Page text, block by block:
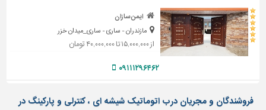
دیوارپوش،
کفپوش
و
سنگ
بهداشتی
ابزار،یراق
ایمن سازان
مازندران - ساری - ساری_میدان خزر
از ۱۵,۰۰۰,۰۰۰ تا ۴۰,۰۰۰,۰۰۰ تومان
۰۹۱۱۱۲۹۶۴۶۲
فروشندگان و مجریان درب اتوماتیک شیشه ای ، کنترلی و پارکینگ در